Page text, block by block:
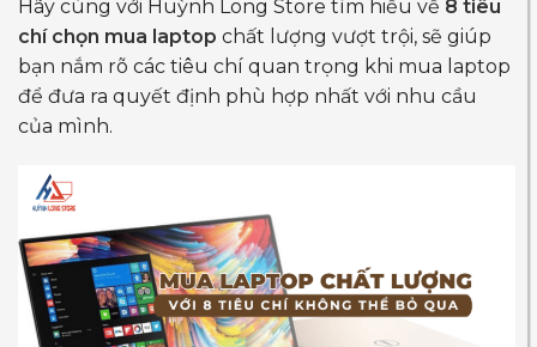
Hãy cùng với Huỳnh Long Store tìm hiểu về 8 tiêu
chí chọn mua laptop chất lượng vượt trội, sẽ giúp
bạn nắm rõ các tiêu chí quan trọng khi mua laptop
để đưa ra quyết định phù hợp nhất với nhu cầu
của mình.